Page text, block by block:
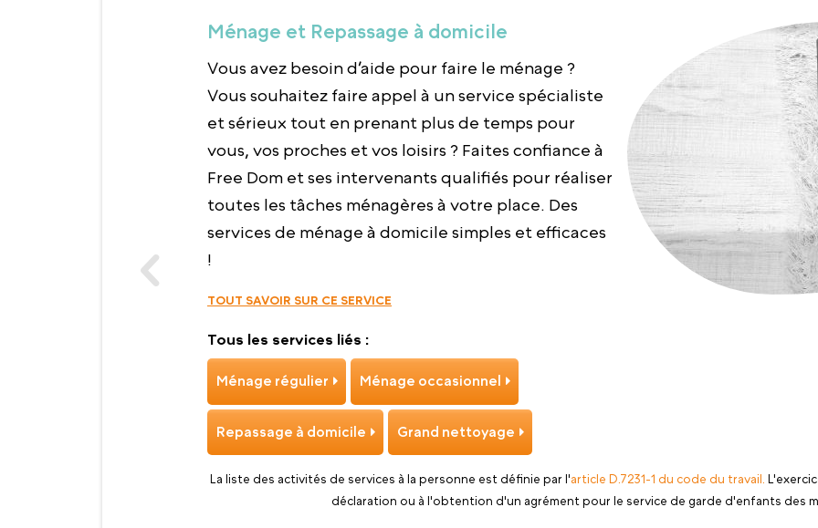
Ménage et Repassage à domicile
Vous avez besoin d’aide pour faire le ménage ?
Vous souhaitez faire appel à un service spécialiste
et sérieux tout en prenant plus de temps pour
vous, vos proches et vos loisirs ? Faites confiance à
Free Dom et ses intervenants qualifiés pour réaliser
toutes les tâches ménagères à votre place. Des
services de ménage à domicile simples et efficaces
!
TOUT SAVOIR SUR CE SERVICE
Tous les services liés :
Ménage régulier Ménage occasionnel
Repassage à domicile Grand nettoyage
La liste des activités de services à la personne est définie par l'article D.7231-1 du code du travail.
déclaration ou à l'obtention d'un agrément pour le service de garde d'enfants des